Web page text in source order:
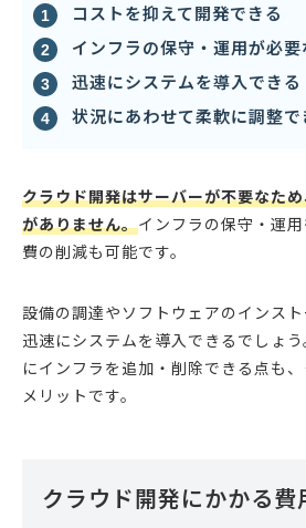
コストを抑えて開発できる
インフラの保守・運用が必要
迅速にシステムを導入できる
状況にあわせて柔軟に調整で
クラウド開発はサーバーが不要なた
がありません。インフラの保守・運
費の削減も可能です。
設備の調達やソフトウェアのインスト
迅速にシステムを導入できるでしょ
にインフラを追加・削除できる点も
メリットです。
クラウド開発にかかる費